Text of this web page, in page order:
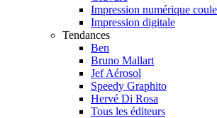
Impression numérique
Impression digitale
Tendances
Ben
Bruno Mallart
Jef Aérosol
Speedy Graphito
Hervé Di Rosa
Tous les éditeurs